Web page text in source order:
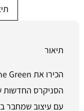
תיאור
הסניקרס החדשות
עם עיצוב שמחבר